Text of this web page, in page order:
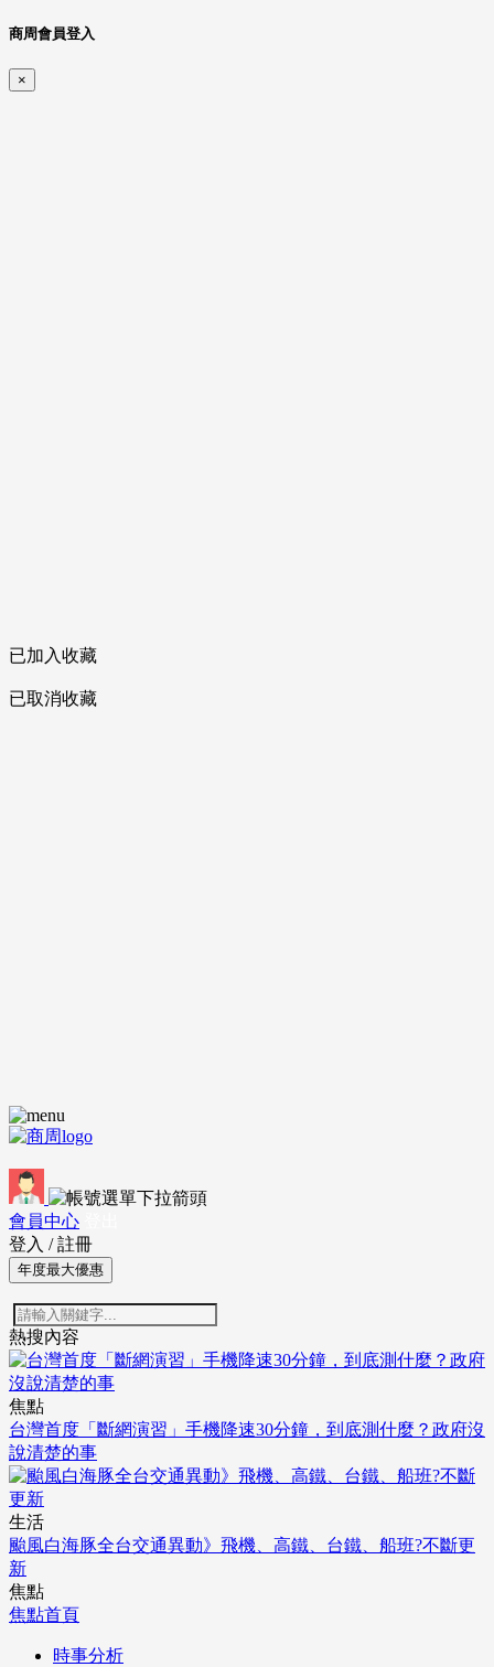
商周會員登入
×
已加入收藏
已取消收藏
會員中心
登入 / 註冊
年度最大優惠
熱搜內容
焦點
台灣首度「斷網演習」手機降速30分鐘，到底測什麼？政府沒
說清楚的事
生活
颱風白海豚全台交通異動》飛機、高鐵、台鐵、船班?不斷更
新
焦點
焦點首頁
時事分析